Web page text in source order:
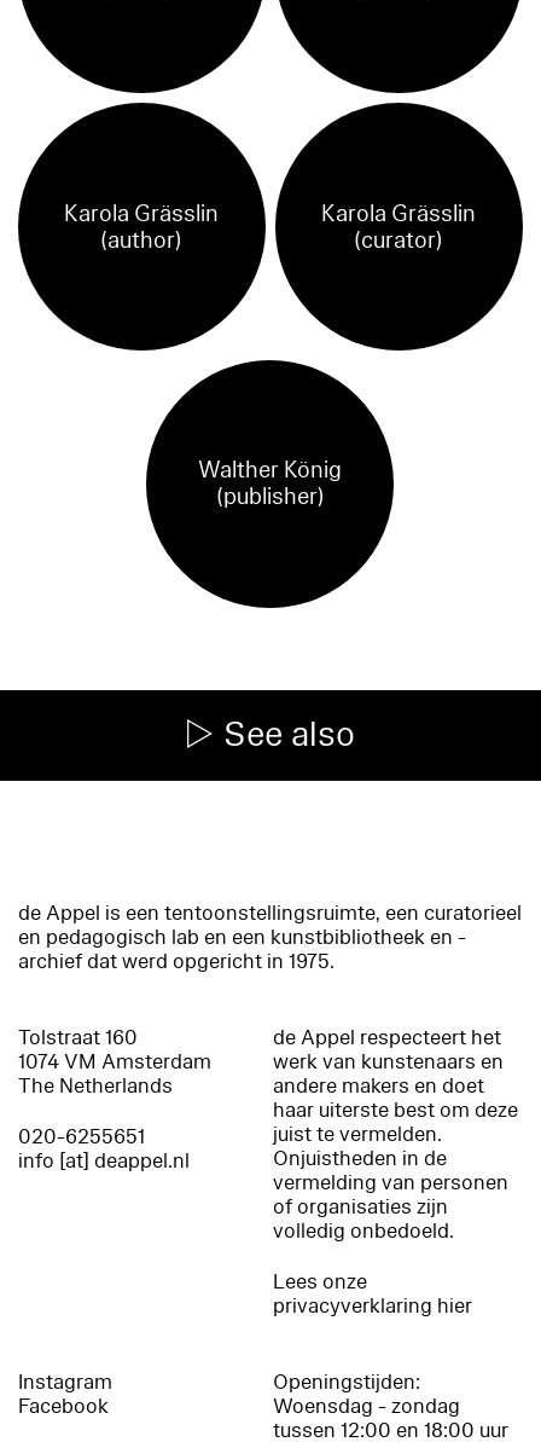
Karola Grässlin
(author)
Karola Grässlin
(curator)
Walther König
(publisher)
See also
de Appel is een tentoonstellingsruimte, een curatorieel
en pedagogisch lab en een kunstbibliotheek en -
archief dat werd opgericht in 1975.
Tolstraat 160
1074 VM Amsterdam
The Netherlands
020-6255651
info [at] deappel.nl
de Appel respecteert het
werk van kunstenaars en
andere makers en doet
haar uiterste best om deze
juist te vermelden.
Onjuistheden in de
vermelding van personen
of organisaties zijn
volledig onbedoeld.
Lees onze
privacyverklaring hier
Instagram
Facebook
Openingstijden:
Woensdag - zondag
tussen 12:00 en 18:00 uur